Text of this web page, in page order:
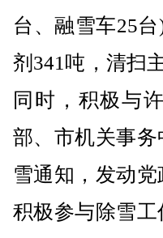
台、融雪车25
剂341吨，清扫
同时，积极与
部、市机关事
雪通知，发动
积极参与除雪